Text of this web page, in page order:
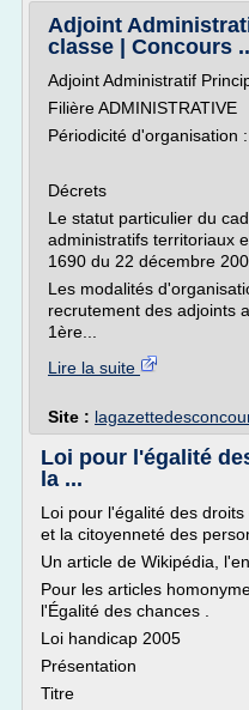
Adjoint
classe | Concours
Adjoint Administratif
Filière ADMINISTRATIVE
Périodicité d'organisation
Décrets
Le statut particulier du
administratifs territoriaux
1690 du 22 décembre
Les modalités
recrutement des adjoints
1ère...
Lire la suite
Site :
Loi pour l'égalité
la ...
Loi pour l'égalité des
et la citoyenneté des
Un article de Wikipédia,
Pour les articles
l'Égalité des chances .
Loi handicap 2005
Présentation
Titre